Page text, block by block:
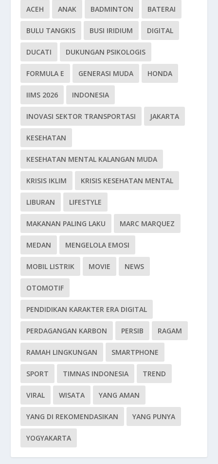
ACEH ANAK BADMINTON BATERAI
BULU TANGKIS BUSI IRIDIUM DIGITAL
DUCATI DUKUNGAN PSIKOLOGIS
FORMULA E GENERASI MUDA HONDA
IIMS 2026 INDONESIA
INOVASI SEKTOR TRANSPORTASI JAKARTA
KESEHATAN
KESEHATAN MENTAL KALANGAN MUDA
KRISIS IKLIM KRISIS KESEHATAN MENTAL
LIBURAN LIFESTYLE
MAKANAN PALING LAKU MARC MARQUEZ
MEDAN MENGELOLA EMOSI
MOBIL LISTRIK MOVIE NEWS
OTOMOTIF
PENDIDIKAN KARAKTER ERA DIGITAL
PERDAGANGAN KARBON PERSIB RAGAM
RAMAH LINGKUNGAN SMARTPHONE
SPORT TIMNAS INDONESIA TREND
VIRAL WISATA YANG AMAN
YANG DI REKOMENDASIKAN YANG PUNYA
YOGYAKARTA